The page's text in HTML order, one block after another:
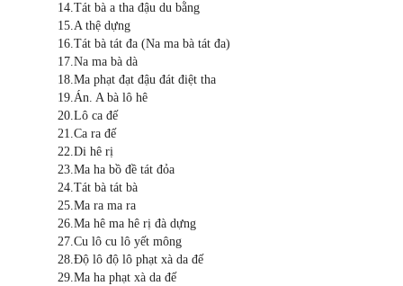
14.Tát bà a tha đậu du bằng
15.A thệ dựng
16.Tát bà tát đa (Na ma bà tát đa)
17.Na ma bà dà
18.Ma phạt đạt đậu đát điệt tha
19.Án. A bà lô hê
20.Lô ca đế
21.Ca ra đế
22.Di hê rị
23.Ma ha bồ đề tát đỏa
24.Tát bà tát bà
25.Ma ra ma ra
26.Ma hê ma hê rị đà dựng
27.Cu lô cu lô yết mông
28.Độ lô độ lô phạt xà da đế
29.Ma ha phạt xà da đế